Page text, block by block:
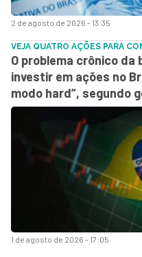
2 de agosto de 2026 - 13:35
1 de agosto de 2026 - 17:05
VEJA QUATRO AÇÕES PARA
O problema crônico da
investir em ações no
modo hard”, segundo